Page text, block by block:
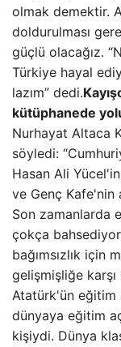
olmak demektir.
doldurulması
güçlü olacağız.
Türkiye hayal
lazım” dedi.
kütüphanede
Nurhayat Altaca
söyledi:
Hasan Ali
ve Genç Kafe'nin
Son zamanlarda
çokça
bağımsızlık için
gelişmişliğe
Atatürk'ün eğitim
dünyaya eğitim
kişiydi. Dünya